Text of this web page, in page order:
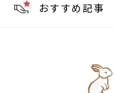
おすすめ記事